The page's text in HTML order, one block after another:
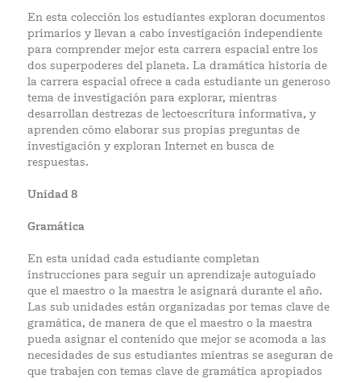
En esta colección los estudiantes exploran documentos
primarios y llevan a cabo investigación independiente
para comprender mejor esta carrera espacial entre los
dos superpoderes del planeta. La dramática historia de
la carrera espacial ofrece a cada estudiante un generoso
tema de investigación para explorar, mientras
desarrollan destrezas de lectoescritura informativa, y
aprenden cómo elaborar sus propias preguntas de
investigación y exploran Internet en busca de
respuestas.
Unidad 8
Gramática
En esta unidad cada estudiante completan
instrucciones para seguir un aprendizaje autoguiado
que el maestro o la maestra le asignará durante el año.
Las sub unidades están organizadas por temas clave de
gramática, de manera de que el maestro o la maestra
pueda asignar el contenido que mejor se acomoda a las
necesidades de sus estudiantes mientras se aseguran de
que trabajen con temas clave de gramática apropiados